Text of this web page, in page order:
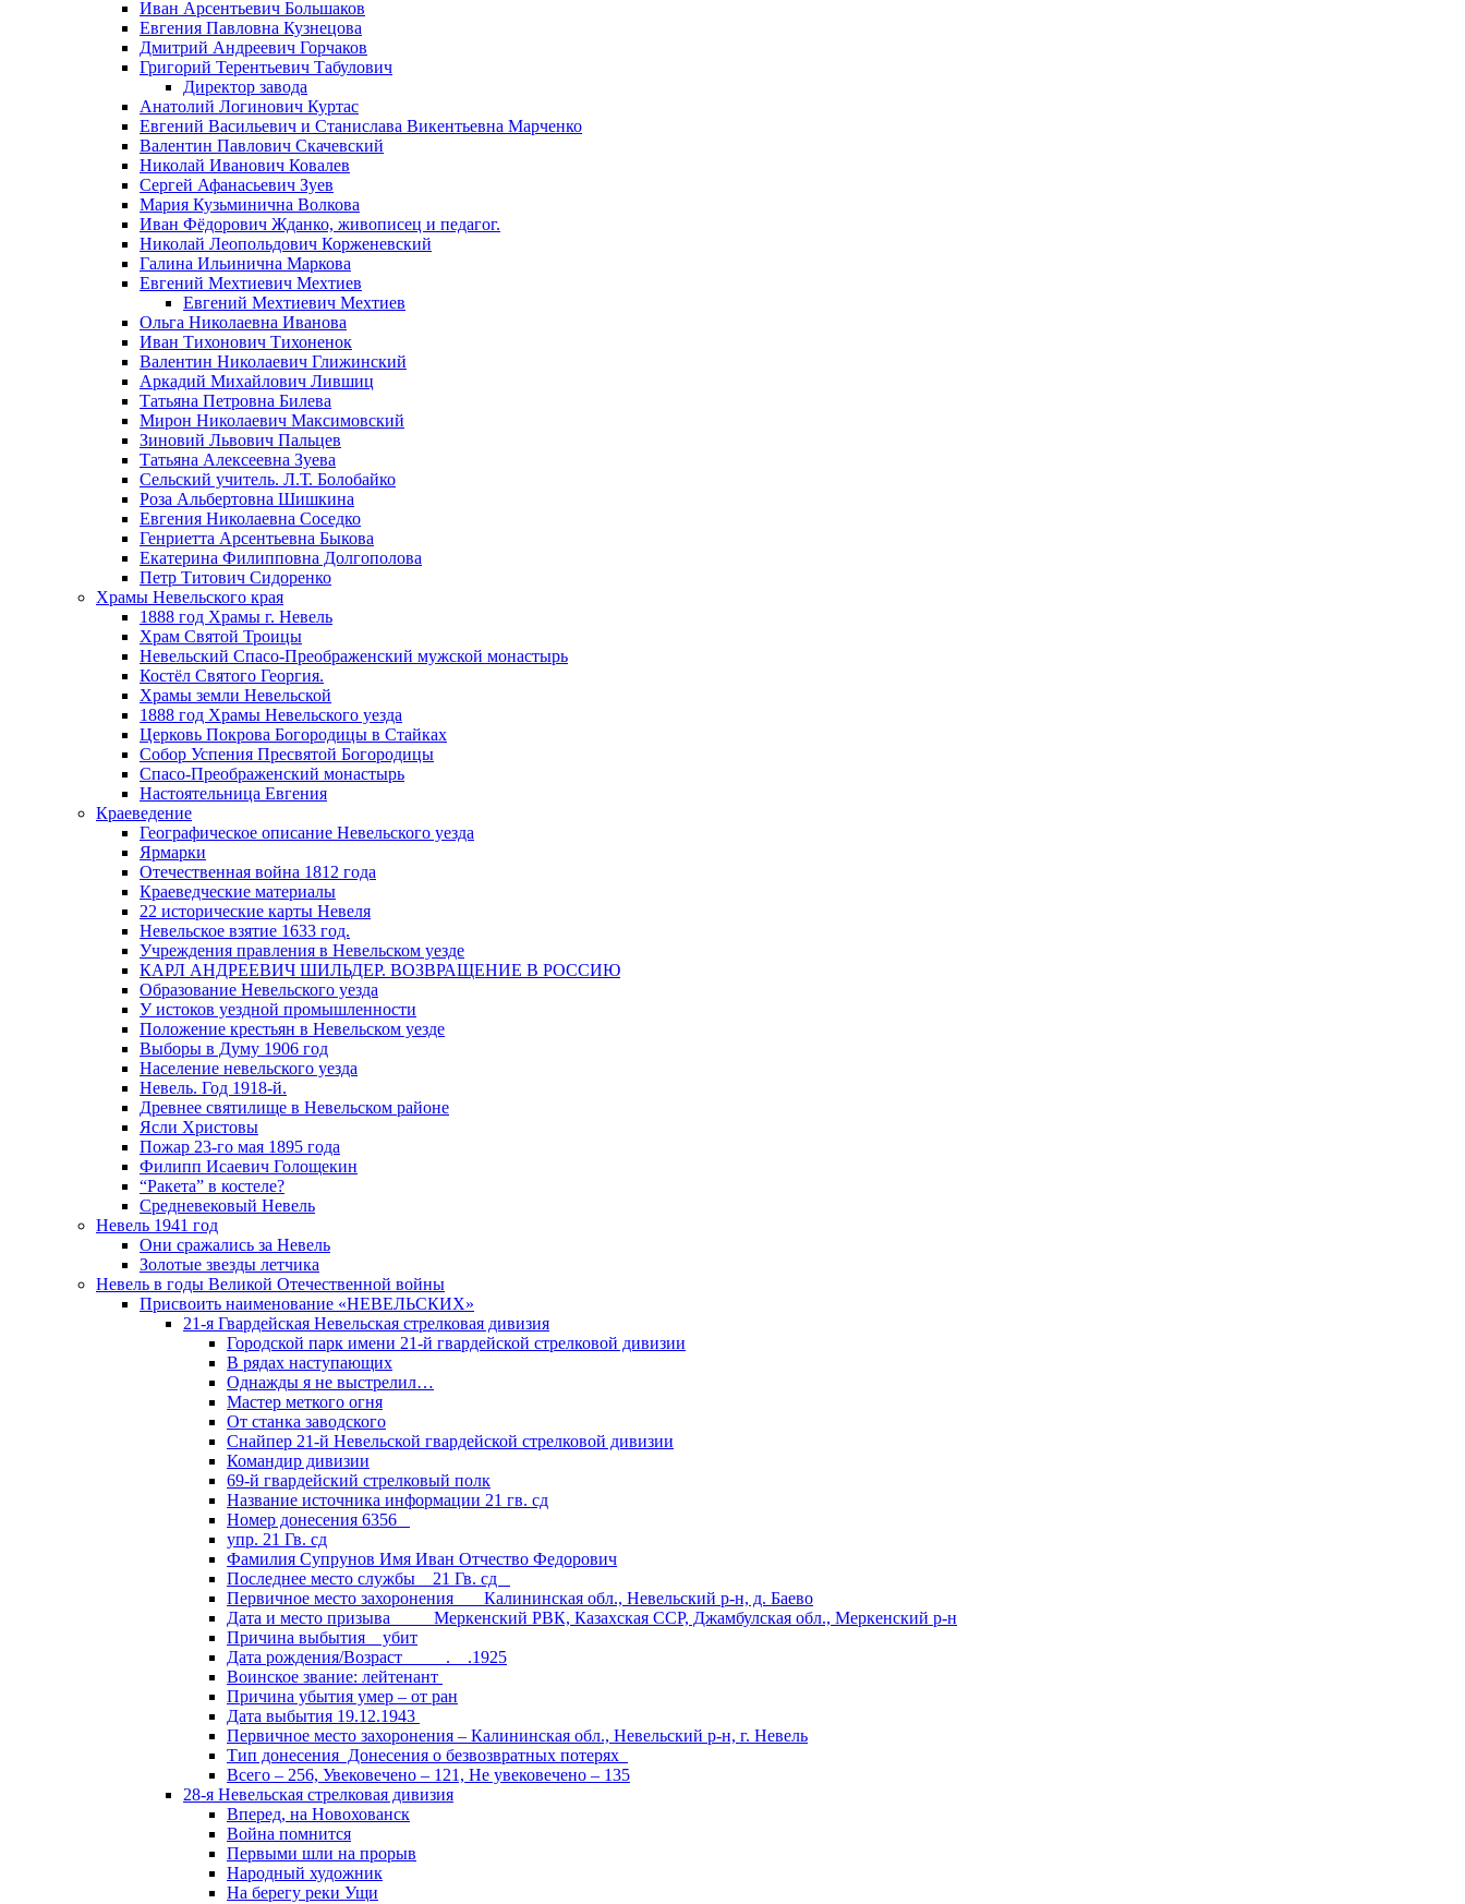
Иван Арсентьевич Большаков
Евгения Павловна Кузнецова
Дмитрий Андреевич Горчаков
Григорий Терентьевич Табулович
Директор завода
Анатолий Логинович Куртас
Евгений Васильевич и Станислава Викентьевна Марченко
Валентин Павлович Скачевский
Николай Иванович Ковалев
Сергей Афанасьевич Зуев
Мария Кузьминична Волкова
Иван Фёдорович Жданко, живописец и педагог.
Николай Леопольдович Корженевский
Галина Ильинична Маркова
Евгений Мехтиевич Мехтиев
Евгений Мехтиевич Мехтиев
Ольга Николаевна Иванова
Иван Тихонович Тихоненок
Валентин Николаевич Глижинский
Аркадий Михайлович Лившиц
Татьяна Петровна Билева
Мирон Николаевич Максимовский
Зиновий Львович Пальцев
Татьяна Алексеевна Зуева
Сельский учитель. Л.Т. Болобайко
Роза Альбертовна Шишкина
Евгения Николаевна Соседко
Генриетта Арсентьевна Быкова
Екатерина Филипповна Долгополова
Петр Титович Сидоренко
Храмы Невельского края
1888 год Храмы г. Невель
Храм Святой Троицы
Невельский Спасо-Преображенский мужской монастырь
Костёл Святого Георгия.
Храмы земли Невельской
1888 год Храмы Невельского уезда
Церковь Покрова Богородицы в Стайках
Собор Успения Пресвятой Богородицы
Спасо-Преображенский монастырь
Настоятельница Евгения
Краеведение
Географическое описание Невельского уезда
Ярмарки
Отечественная война 1812 года
Краеведческие материалы
22 исторические карты Невеля
Невельское взятие 1633 год.
Учреждения правления в Невельском уезде
КАРЛ АНДРЕЕВИЧ ШИЛЬДЕР. ВОЗВРАЩЕНИЕ В РОССИЮ
Образование Невельского уезда
У истоков уездной промышленности
Положение крестьян в Невельском уезде
Выборы в Думу 1906 год
Население невельского уезда
Невель. Год 1918-й.
Древнее святилище в Невельском районе
Ясли Христовы
Пожар 23-го мая 1895 года
Филипп Исаевич Голощекин
“Ракета” в костеле?
Средневековый Невель
Невель 1941 год
Они сражались за Невель
Золотые звезды летчика
Невель в годы Великой Отечественной войны
Присвоить наименование «НЕВЕЛЬСКИХ»
21-я Гвардейская Невельская стрелковая дивизия
Городской парк имени 21-й гвардейской стрелковой дивизии
В рядах наступающих
Однажды я не выстрелил…
Мастер меткого огня
От станка заводского
Снайпер 21-й Невельской гвардейской стрелковой дивизии
Командир дивизии
69-й гвардейский стрелковый полк
Название источника информации 21 гв. сд
Номер донесения 6356
упр. 21 Гв. сд
Фамилия Супрунов Имя Иван Отчество Федорович
Последнее место службы 21 Гв. сд
Первичное место захоронения Калининская обл., Невельский р-н, д. Баево
Дата и место призыва Меркенский РВК, Казахская ССР, Джамбулская обл., Меркенский р-н
Причина выбытия убит
Дата рождения/Возраст __.__.1925
Воинское звание: лейтенант
Причина убытия умер – от ран
Дата выбытия 19.12.1943
Первичное место захоронения – Калининская обл., Невельский р-н, г. Невель
Тип донесения Донесения о безвозвратных потерях
Всего – 256, Увековечено – 121, Не увековечено – 135
28-я Невельская стрелковая дивизия
Вперед, на Новохованск
Война помнится
Первыми шли на прорыв
Народный художник
На берегу реки Ущи